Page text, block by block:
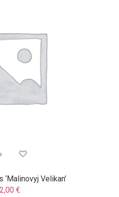
Velikan’
2,00 €